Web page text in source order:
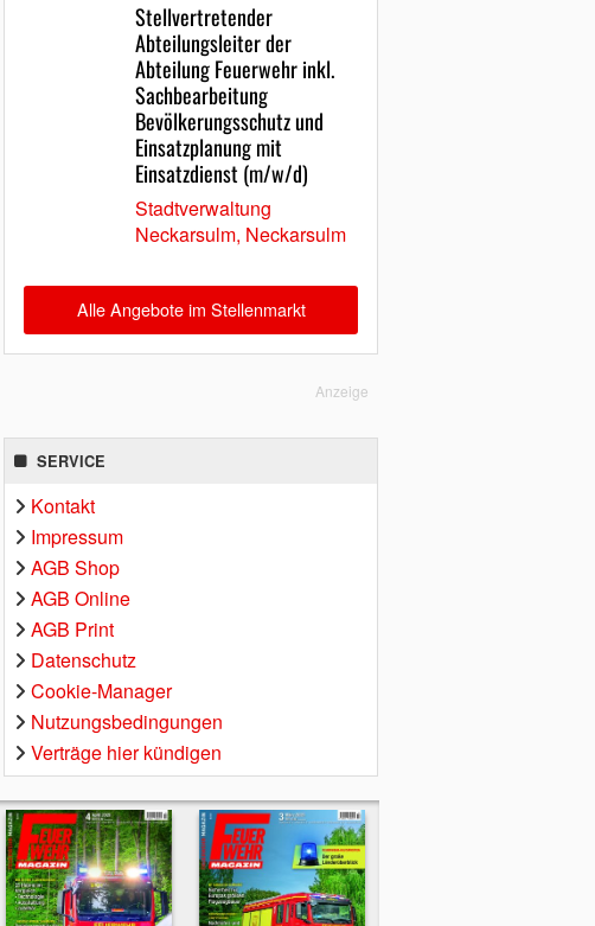
Stellvertretender
Abteilungsleiter der
Abteilung Feuerwehr inkl.
Sachbearbeitung
Bevölkerungsschutz und
Einsatzplanung mit
Einsatzdienst (m/w/d)
Stadtverwaltung
Neckarsulm, Neckarsulm
Alle Angebote im Stellenmarkt
Anzeige
SERVICE
Kontakt
Impressum
AGB Shop
AGB Online
AGB Print
Datenschutz
Cookie-Manager
Nutzungsbedingungen
Verträge hier kündigen